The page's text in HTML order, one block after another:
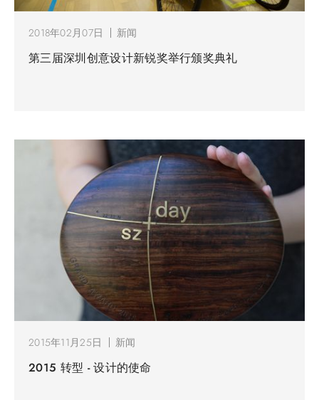
2018年02月07日 新闻
第三届深圳创意设计新锐奖举行颁奖典礼
2015年11月25日 新闻
2015 转型 - 设计的使命